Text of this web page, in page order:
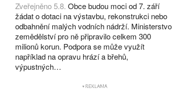
Zveřejněno 5.8. Obce budou moci od 7. září
žádat o dotaci na výstavbu, rekonstrukci nebo
odbahnění malých vodních nádrží. Ministerstvo
zemědělství pro ně připravilo celkem 300
milionů korun. Podpora se může využít
například na opravu hrází a břehů,
výpustných…